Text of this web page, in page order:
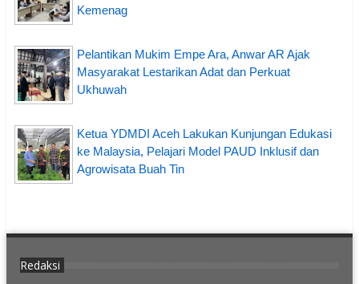
Kemenag
Pelantikan Mukim Empe Ara, Anwar AR Ajak
Masyarakat Lestarikan Adat dan Perkuat
Ukhuwah
Ketua YDMDI Aceh Lakukan Kunjungan Edukasi
ke Malaysia, Pelajari Model PAUD Inklusif dan
Agrowisata Buah Tin
Redaksi